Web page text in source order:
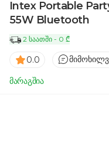
Intex Portable
55W Bluetooth
2 საათში - 0 ₾
0.0
მარაგშია